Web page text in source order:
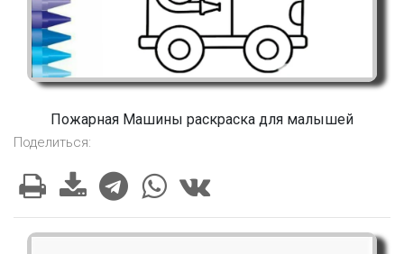
Пожарная Машины раскраска для малышей
Поделиться: